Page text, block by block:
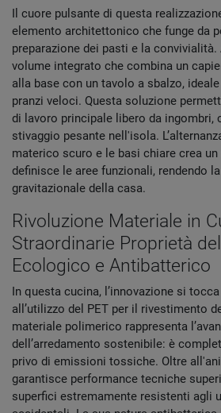
Il cuore pulsante di questa
elemento architettonico che funge da
preparazione dei pasti e la
volume integrato che combina un
alla base con un tavolo a sbalzo,
pranzi veloci. Questa soluzione
di lavoro principale libero da ingombri,
stivaggio pesante nell'isola.
materico scuro e le basi chiare crea
definisce le aree funzionali, rendendo
gravitazionale della casa.
Rivoluzione Materiale in
Straordinarie Proprietà
Ecologico e Antibatterico
In questa cucina, l’innovazione si
all’utilizzo del PET per il rivestimento
materiale polimerico rappresenta
dell’arredamento sostenibile: è
privo di emissioni tossiche. Oltre
garantisce performance tecniche
superfici estremamente resistenti agli